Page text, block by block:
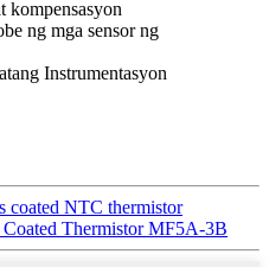
kompensasyon
ng mga sensor ng
Instrumentasyon
coated NTC thermistor
Thermistor MF5A-3B